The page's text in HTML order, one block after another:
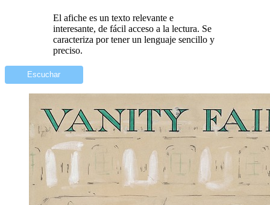
El afiche es un texto relevante e
interesante, de fácil acceso a la lectura. Se
caracteriza por tener un lenguaje sencillo y
preciso.
Escuchar